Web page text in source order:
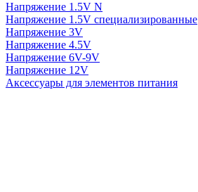
Напряжение 1.5V N
Напряжение 1.5V специализированные
Напряжение 3V
Напряжение 4.5V
Напряжение 6V-9V
Напряжение 12V
Аксессуары для элементов питания